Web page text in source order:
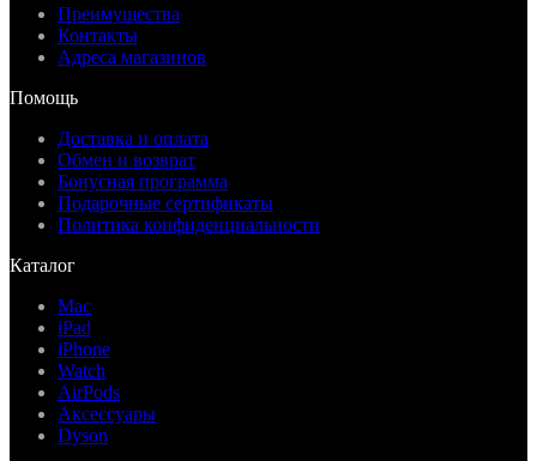
Преимущества
Контакты
Адреса магазинов
Помощь
Доставка и оплата
Обмен и возврат
Бонусная программа
Подарочные сертификаты
Политика конфиденциальности
Каталог
Mac
iPad
iPhone
Watch
AirPods
Аксессуары
Dyson